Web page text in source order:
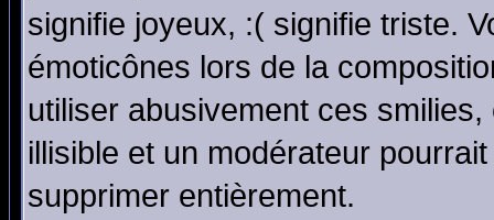
signifie joyeux, :( signifie triste.
émoticônes lors de la
utiliser abusivement ces
illisible et un modérateur
supprimer entièrement.